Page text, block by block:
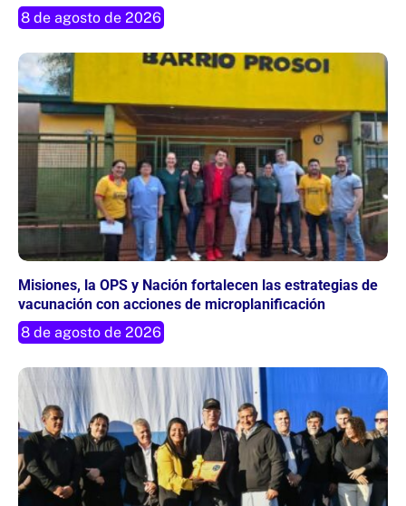
8 de agosto de 2026
Misiones, la OPS y Nación fortalecen las estrategias de
vacunación con acciones de microplanificación
8 de agosto de 2026